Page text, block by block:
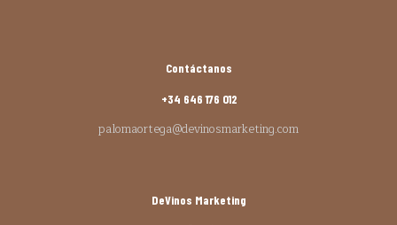
Contáctanos
+34 646 176 012
palomaortega@devinosmarketing.com
DeVinos Marketing